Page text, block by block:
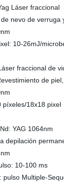
Láser fraccional
nevo de
10-26mJ/
fraccional de
de
píxeles/18x18 pixel
YAG 1064nm
depilación
10-100 ms
pulso Multiple-